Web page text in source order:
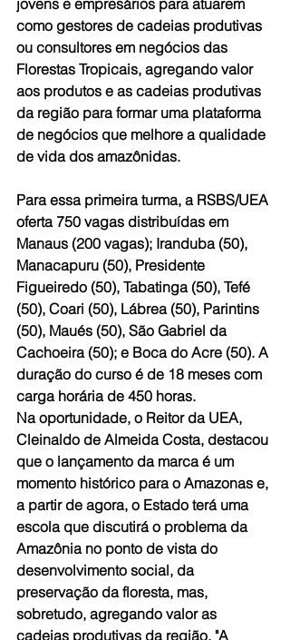
jovens e empresários para atuarem
como gestores de cadeias produtivas
ou consultores em negócios das
Florestas Tropicais, agregando valor
aos produtos e as cadeias produtivas
da região para formar uma plataforma
de negócios que melhore a qualidade
de vida dos amazônidas.
Para essa primeira turma, a RSBS/UEA
oferta 750 vagas distribuídas em
Manaus (200 vagas); Iranduba (50),
Manacapuru (50), Presidente
Figueiredo (50), Tabatinga (50), Tefé
(50), Coari (50), Lábrea (50), Parintins
(50), Maués (50), São Gabriel da
Cachoeira (50); e Boca do Acre (50). A
duração do curso é de 18 meses com
carga horária de 450 horas.
Na oportunidade, o Reitor da UEA,
Cleinaldo de Almeida Costa, destacou
que o lançamento da marca é um
momento histórico para o Amazonas e,
a partir de agora, o Estado terá uma
escola que discutirá o problema da
Amazônia no ponto de vista do
desenvolvimento social, da
preservação da floresta, mas,
sobretudo, agregando valor as
cadeias produtivas da região. "A